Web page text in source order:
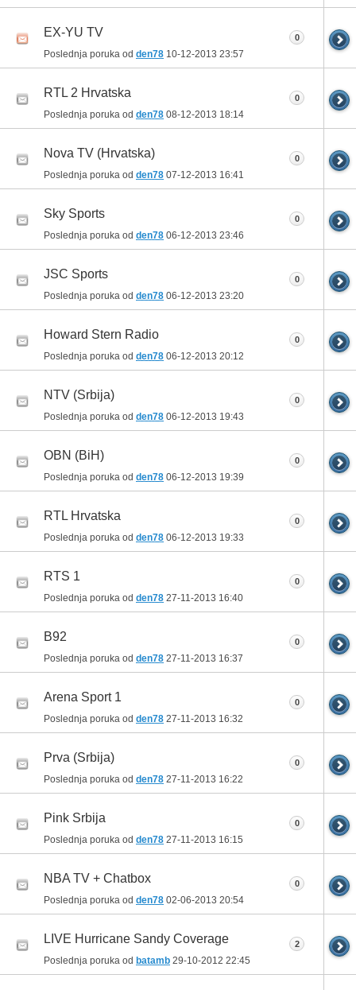
EX-YU TV
Poslednja poruka od den78 10-12-2013 23:57
0
RTL 2 Hrvatska
Poslednja poruka od den78 08-12-2013 18:14
0
Nova TV (Hrvatska)
Poslednja poruka od den78 07-12-2013 16:41
0
Sky Sports
Poslednja poruka od den78 06-12-2013 23:46
0
JSC Sports
Poslednja poruka od den78 06-12-2013 23:20
0
Howard Stern Radio
Poslednja poruka od den78 06-12-2013 20:12
0
NTV (Srbija)
Poslednja poruka od den78 06-12-2013 19:43
0
OBN (BiH)
Poslednja poruka od den78 06-12-2013 19:39
0
RTL Hrvatska
Poslednja poruka od den78 06-12-2013 19:33
0
RTS 1
Poslednja poruka od den78 27-11-2013 16:40
0
B92
Poslednja poruka od den78 27-11-2013 16:37
0
Arena Sport 1
Poslednja poruka od den78 27-11-2013 16:32
0
Prva (Srbija)
Poslednja poruka od den78 27-11-2013 16:22
0
Pink Srbija
Poslednja poruka od den78 27-11-2013 16:15
0
NBA TV + Chatbox
Poslednja poruka od den78 02-06-2013 20:54
0
LIVE Hurricane Sandy Coverage
Poslednja poruka od batamb 29-10-2012 22:45
2